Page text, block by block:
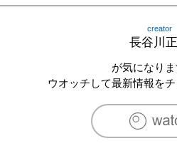
2014　ゆこもりで展覧会開催
2018　ゆこもりで展覧会開催
2022　ゆこもりで展覧会開催
その他　グループ展／益子陶器
creator
長谷川
が気になりま
ウオッチして最新情報を